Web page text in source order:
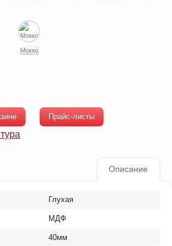
Мокко
Прайс-листы
Описание
Глухая
МДФ
40мм